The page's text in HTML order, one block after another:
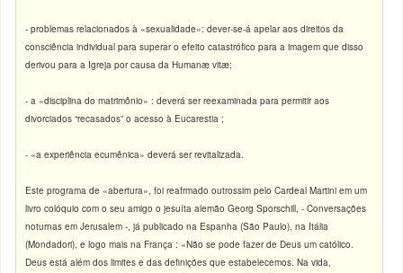
- problemas relacionados à «sexualidade»: dever-se-á apelar aos direitos da
consciência individual para superar o efeito catastrófico para a imagem que disso
derivou para a Igreja por causa da Humanæ vitæ;
- a «disciplina do matrimônio» : deverá ser reexaminada para permitir aos
divorciados “recasados” o acesso à Eucarestia ;
- «a experiência ecumênica» deverá ser revitalizada.
Este programa de «abertura», foi reafrmado outrossim pelo Cardeal Martini em um
livro colóquio com o seu amigo o jesuíta alemão Georg Sporschill, - Conversações
noturnas em Jerusalem -, já publicado na Espanha (São Paulo), na Itália
(Mondadori), e logo mais na França : «Não se pode fazer de Deus um católico.
Deus está além dos limites e das definições que estabelecemos. Na vida,